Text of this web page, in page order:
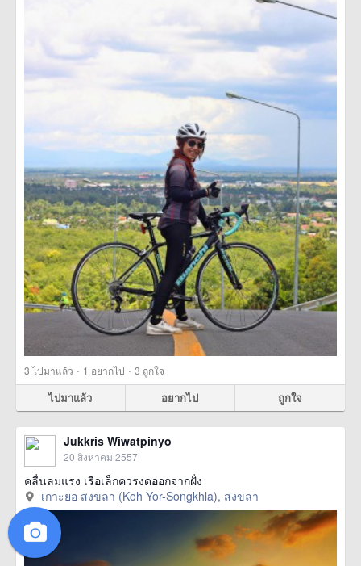
3ไปมาแล้ว · 1 อยากไป · 3 ถูกใจ
ไปมาแล้ว อยากไป ถูกใจ
Jukkris Wiwatpinyo
20 สิงหาคม 2557
คลื่นลมแรง เรือเล็กควรงดออกจากฝั่ง
เกาะยอ สงขลา (Koh Yor-Songkhla), สงขลา